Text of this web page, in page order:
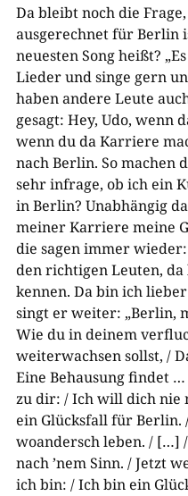
Da bleibt noch die
ausgerechnet für Berlin
neuesten Song heißt?
Lieder und singe gern
haben andere Leute
gesagt: Hey, Udo, wenn
wenn du da Karriere
nach Berlin. So machen
sehr infrage, ob ich ein
in Berlin? Unabhängig
meiner Karriere meine
die sagen immer
den richtigen Leuten,
kennen. Da bin ich
singt er weiter: „Berlin,
Wie du in deinem
weiterwachsen sollst, /
Eine Behausung findet
zu dir: / Ich will dich nie
ein Glücksfall für Berlin.
woandersch leben. / […]
nach ’nem Sinn. / Jetzt
ich bin: / Ich bin ein